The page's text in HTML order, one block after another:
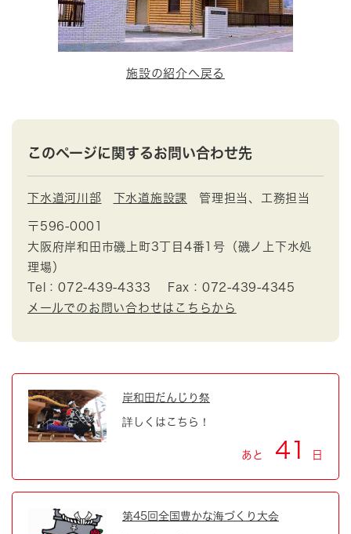
施設の紹介へ戻る
このページに関するお問い合わせ先
下水道河川部 下水道施設課 管理担当、工務担当
〒596-0001
大阪府岸和田市磯上町3丁目4番1号（磯ノ上下水処
理場）
Tel：072-439-4333
Fax：072-439-4345
メールでのお問い合わせはこちらから
岸和田だんじり祭
詳しくはこちら！
あと 41 日
第45回全国豊かな海づくり大会